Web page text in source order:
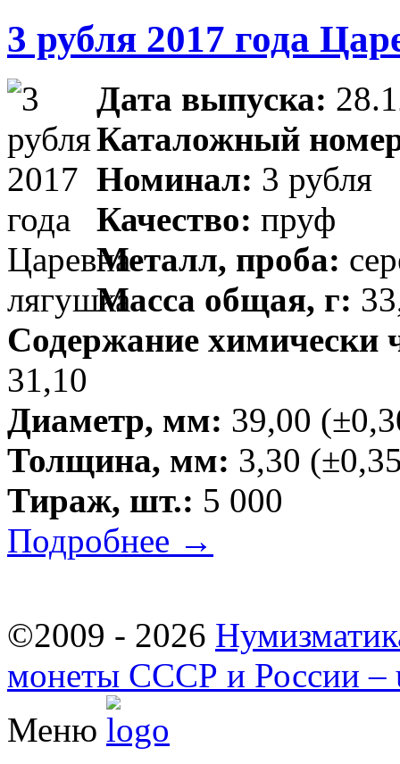
3 рубля 2017 года
Дата выпуска:
Каталожный
Номинал: 3 рубля
Качество: пруф
Металл, проба:
Масса общая, г:
Содержание химически
31,10
Диаметр, мм: 39,00
Толщина, мм: 3,30
Тираж, шт.: 5 000
Подробнее →
©2009 - 2026
монеты СССР и России –
Меню